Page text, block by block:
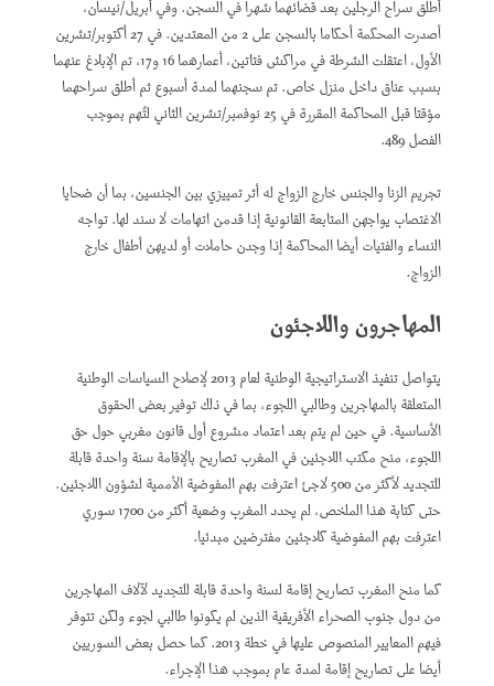
أطلق سراح الرجلين بعد قضائهما شهرا في السجن. وفي أبريل/نيسان،
أصدرت المحكمة أحكاما بالسجن على 2 من المعتدين. في 27 أكتوبر/تشرين
الأول، اعتقلت الشرطة في مراكش فتاتين، أعمارهما 16 و17، تم الإبلاغ عنهما
بسبب عناق داخل منزل خاص. تم سجنهما لمدة أسبوع ثم أطلق سراحهما
مؤقتا قبل المحاكمة المقررة في 25 نوفمبر/تشرين الثاني لتُهم بموجب
الفصل 489.
تجريم الزنا والجنس خارج الزواج له أثر تمييزي بين الجنسين، بما أن ضحايا
الاغتصاب يواجهن المتابعة القانونية إذا قدمن اتهامات لا سند لها. تواجه
النساء والفتيات أيضا المحاكمة إذا وجدن حاملات أو لديهن أطفال خارج
الزواج.
المهاجرون واللاجئون
يتواصل تنفيذ الاستراتيجية الوطنية لعام 2013 لإصلاح السياسات الوطنية
المتعلقة بالمهاجرين وطالبي اللجوء، بما في ذلك توفير بعض الحقوق
الأساسية. في حين لم يتم بعد اعتماد مشروع أول قانون مغربي حول حق
اللجوء، منح مكتب اللاجئين في المغرب تصاريح بالإقامة سنة واحدة قابلة
للتجديد لأكثر من 500 لاجئ اعترفت بهم المفوضية الأممية لشؤون اللاجئين.
حتى كتابة هذا الملخص، لم يحدد المغرب وضعية أكثر من 1700 سوري
اعترفت بهم المفوضية كلاجئين مفترضين مبدئيا.
كما منح المغرب تصاريح إقامة لسنة واحدة قابلة للتجديد لآلاف المهاجرين
من دول جنوب الصحراء الأفريقية الذين لم يكونوا طالبي لجوء ولكن تتوفر
فيهم المعايير المنصوص عليها في خطة 2013. كما حصل بعض السوريين
أيضا على تصاريح إقامة لمدة عام بموجب هذا الإجراء.